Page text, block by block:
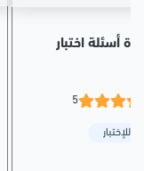
5
للإختبار